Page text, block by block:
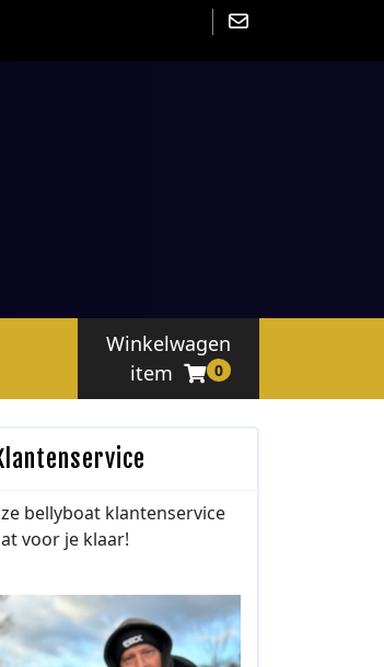
Winkelwagen
item
0
bellyboat klantenservice
voor je klaar!